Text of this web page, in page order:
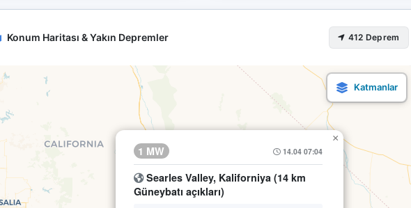
Konum Haritası & Yakın Depremler 412 Deprem
1 MW 14.04 07:04
Searles Valley, Kaliforniya (14 km
Güneybatı açıkları)
×